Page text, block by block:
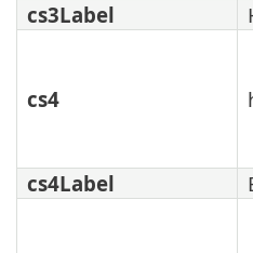
cs3Label
cs4
cs4Label